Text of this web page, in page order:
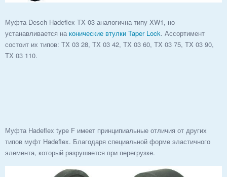
Муфта Desch Hadeflex TX 03 аналогична типу XW1, но
устанавливается на конические втулки Taper Lock. Ассортимент
состоит их типов: TX 03 28, TX 03 42, TX 03 60, TX 03 75, TX 03 90,
TX 03 110.
Муфта Hadeflex type F имеет принципиальные отличия от других
типов муфт Hadeflex. Благодаря специальной форме эластичного
элемента, который разрушается при перегрузке.